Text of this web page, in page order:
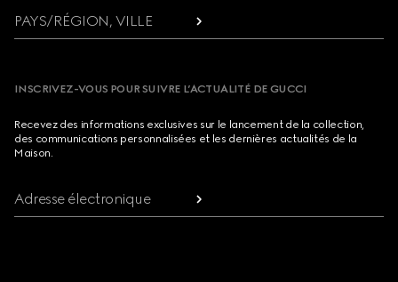
PAYS/RÉGION, VILLE
INSCRIVEZ-VOUS POUR SUIVRE L’ACTUALITÉ DE GUCCI
Recevez des informations exclusives sur le lancement de la collection,
des communications personnalisées et les dernières actualités de la
Maison.
Adresse électronique